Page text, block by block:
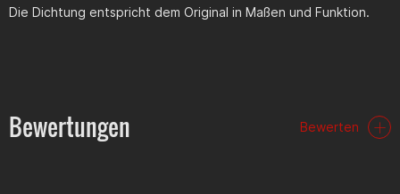
Die Dichtung entspricht dem Original in Maßen und Funktion.
Bewertungen Bewerten